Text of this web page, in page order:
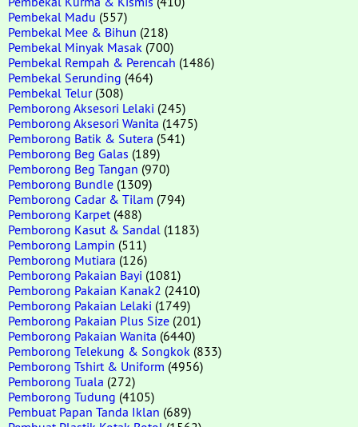
Pembekal Madu (557)
Pembekal Mee & Bihun (218)
Pembekal Minyak Masak (700)
Pembekal Rempah & Perencah (1486)
Pembekal Serunding (464)
Pembekal Telur(308)
Pemborong Aksesori Lelaki (245)
Pemborong Aksesori Wanita (1475)
Pemborong Batik & Sutera (541)
Pemborong Beg Galas (189)
Pemborong Beg Tangan (970)
Pemborong Bundle (1309)
Pemborong Cadar & Tilam (794)
Pemborong Karpet (488)
Pemborong Kasut & Sandal (1183)
Pemborong Lampin (511)
Pemborong Mutiara (126)
Pemborong Pakaian Bayi (1081)
Pemborong Pakaian Kanak2 (2410)
Pemborong Pakaian Lelaki (1749)
Pemborong Pakaian Plus Size (201)
Pemborong Pakaian Wanita (6440)
Pemborong Telekung & Songkok (833)
Pemborong Tshirt & Uniform (4956)
Pemborong Tuala (272)
Pemborong Tudung (4105)
Pembuat Papan Tanda Iklan (689)